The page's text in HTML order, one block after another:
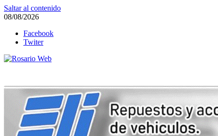
Saltar al contenido
08/08/2026
Facebook
Twiter